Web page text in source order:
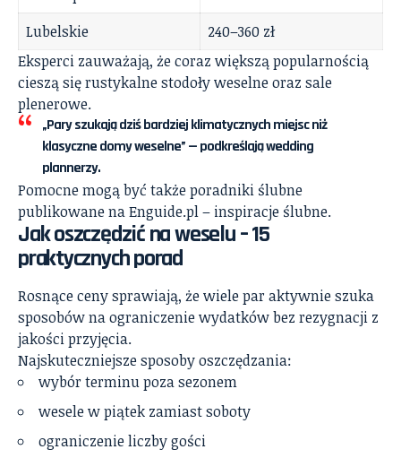
Lubelskie
240–360 zł
Eksperci zauważają, że coraz większą popularnością
cieszą się rustykalne stodoły weselne oraz sale
plenerowe.
„Pary szukają dziś bardziej klimatycznych miejsc niż
klasyczne domy weselne” — podkreślają wedding
plannerzy.
Pomocne mogą być także poradniki ślubne
publikowane naEnguide.pl – inspiracje ślubne.
Jak oszczędzić na weselu – 15
praktycznych porad
Rosnące ceny sprawiają, że wiele par aktywnie szuka
sposobów na ograniczenie wydatków bez rezygnacji z
jakości przyjęcia.
Najskuteczniejsze sposoby oszczędzania:
wybór terminu poza sezonem
wesele w piątek zamiast soboty
ograniczenie liczby gości